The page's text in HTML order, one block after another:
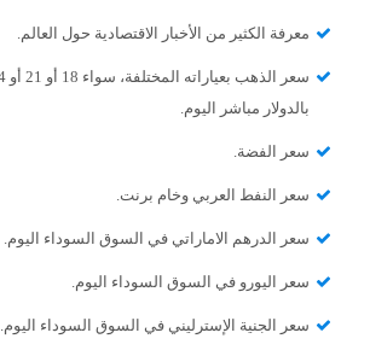
معرفة الكثير من الأخبار الاقتصادية حول العالم.
بالدولار مباشر اليوم.
سعر الفضة.
سعر النفط العربي وخام برنت.
سعر الدرهم الاماراتي في السوق السوداء اليوم.
سعر اليورو في السوق السوداء اليوم.
سعر الجنية الإسترليني في السوق السوداء اليوم.